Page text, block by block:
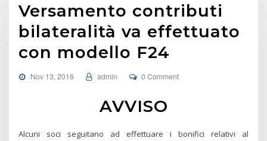
Versamento contributi
bilateralità va effettuato
con modello F24
Nov 13, 2016 admin 0 Comment
AVVISO
Alcuni soci seguitano ad effettuare i bonifici relativi al